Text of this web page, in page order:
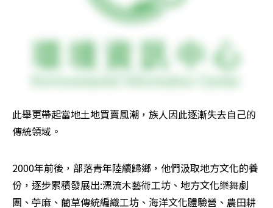
此舉更帶起當地土地買賣風潮，族人因此逐漸失去自己的
傳統領域。
2000年前後，部落青年陸續歸鄉，他們汲取地方文化的養
份，逐步累積發展出:漂流木藝術工坊、地方文化樂舞劇
團、苧麻、藺草傳統編織工坊、海洋文化體驗營、農田耕